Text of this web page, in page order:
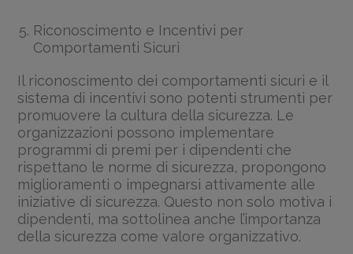
Riconoscimento e Incentivi per
Comportamenti Sicuri
Il riconoscimento dei comportamenti sicuri e il
sistema di incentivi sono potenti strumenti per
promuovere la cultura della sicurezza. Le
organizzazioni possono implementare
programmi di premi per i dipendenti che
rispettano le norme di sicurezza, propongono
miglioramenti o impegnarsi attivamente alle
iniziative di sicurezza. Questo non solo motiva i
dipendenti, ma sottolinea anche l’importanza
della sicurezza come valore organizzativo.